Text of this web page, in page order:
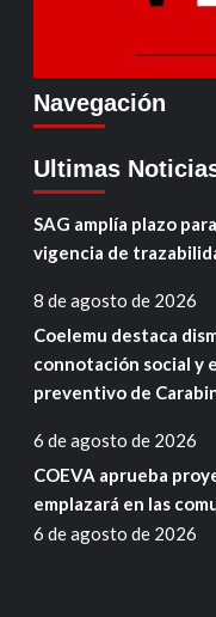
Navegación
Ultimas
SAG amplía plazo
vigencia de
8 de agosto de 2026
Coelemu destaca
connotación social y
preventivo de
6 de agosto de 2026
COEVA aprueba
emplazará en las
6 de agosto de 2026